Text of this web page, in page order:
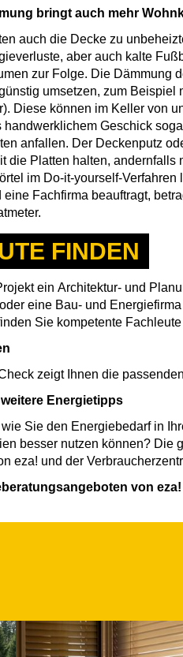
bringt auch mehr
auch die Decke zu
aber auch kalte
zur Folge. Die Dämmung
umsetzen, zum Beispiel
Diese können im Keller von
handwerklichem Geschick
anfallen. Der Deckenputz
die Platten halten, andernfalls
im Do-it-yourself-
eine Fachfirma beauftragt,
FINDEN
ein Architektur- und
eine Bau- und
Sie kompetente
zeigt Ihnen die
Energietipps
Sie den Energiebedarf in
besser nutzen können? Die
eza! und der
von